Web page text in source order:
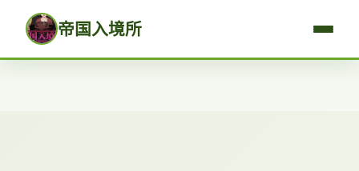
帝国入境所